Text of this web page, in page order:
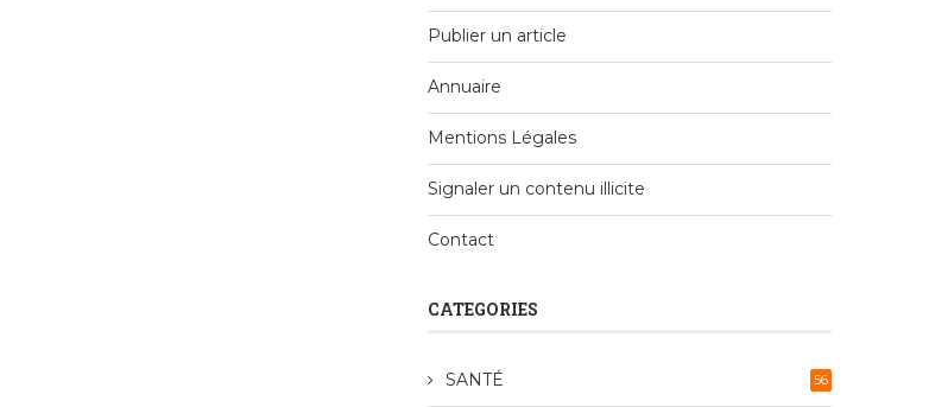
Publier un article
Annuaire
Mentions Légales
Signaler un contenu illicite
Contact
CATEGORIES
SANTÉ 56